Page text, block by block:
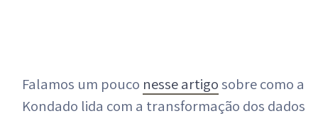
Falamos um pouco nesse artigosobre como a
Kondado lida com a transformação dos dados